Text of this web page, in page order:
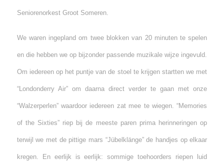
Seniorenorkest Groot Someren.
We waren ingepland om twee blokken van 20 minuten te spelen
en die hebben we op bijzonder passende muzikale wijze ingevuld.
Om iedereen op het puntje van de stoel te krijgen startten we met
“Londonderry Air” om daarna direct verder te gaan met onze
“Walzerperlen” waardoor iedereen zat mee te wiegen. “Memories
of the Sixties” riep bij de meeste paren prima herinneringen op
terwijl we met de pittige mars “Jübelklänge” de handjes op elkaar
kregen. En eerlijk is eerlijk: sommige toehoorders riepen luid